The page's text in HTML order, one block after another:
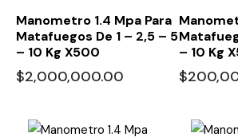
Manometro 1.4 Mpa Para
Matafuegos De 1 – 2,5 – 5
– 10 Kg X500
$2,000,000.00
– 10 Kg
$